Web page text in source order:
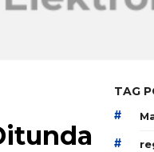
TAG
#
#